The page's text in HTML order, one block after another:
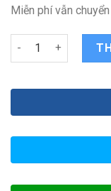
Miễn phí vẫn
Sạc Laptop Acer